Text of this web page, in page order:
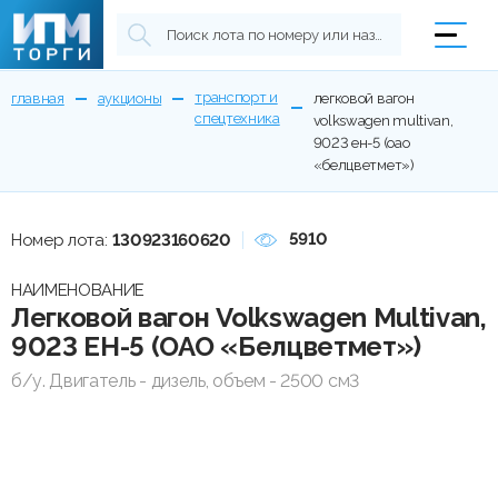
главная аукционы
транспорт и
спецтехника
легковой вагон
volkswagen multivan,
9023 ен-5 (оао
«белцветмет»)
Номер лота: 130923160620 5910
НАИМЕНОВАНИЕ
Легковой вагон Volkswagen Multivan,
9023 ЕН-5 (ОАО «Белцветмет»)
б/у. Двигатель - дизель, объем - 2500 см3